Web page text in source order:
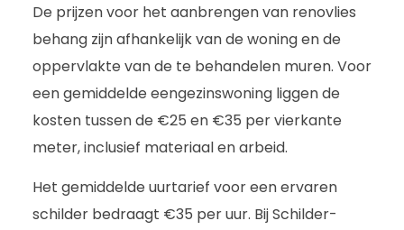
De prijzen voor het aanbrengen van renovlies
behang zijn afhankelijk van de woning en de
oppervlakte van de te behandelen muren. Voor
een gemiddelde eengezinswoning liggen de
kosten tussen de €25 en €35 per vierkante
meter, inclusief materiaal en arbeid.
Het gemiddelde uurtarief voor een ervaren
schilder bedraagt €35 per uur. Bij Schilder-